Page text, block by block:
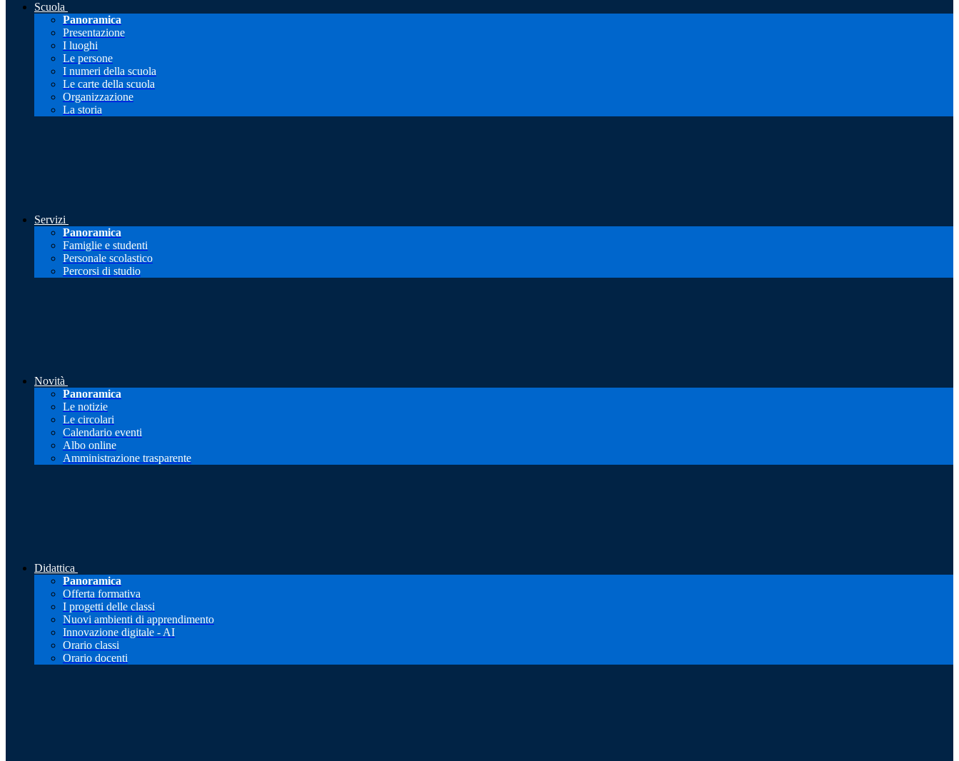
Scuola
Panoramica
Presentazione
I luoghi
Le persone
I numeri della scuola
Le carte della scuola
Organizzazione
La storia
Servizi
Panoramica
Famiglie e studenti
Personale scolastico
Percorsi di studio
Novità
Panoramica
Le notizie
Le circolari
Calendario eventi
Albo online
Amministrazione trasparente
Didattica
Panoramica
Offerta formativa
I progetti delle classi
Nuovi ambienti di apprendimento
Innovazione digitale - AI
Orario classi
Orario docenti